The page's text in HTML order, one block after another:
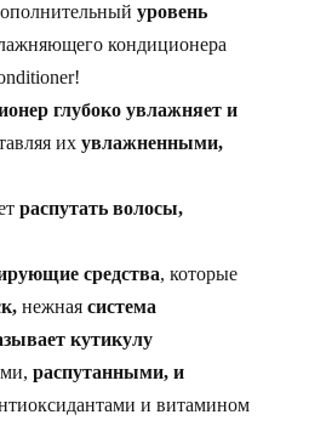
уровень
кондиционера
глубоко увлажняет и
их увлажненными,
распутать волосы,
средства, которые
нежная система
кутикулу
распутанными, и
и витамином